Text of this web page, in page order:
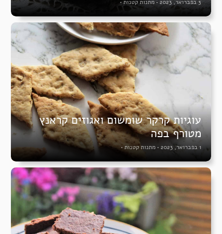
3 בפברואר, 2023 • מתנות קטנות •
עוגיות קרקר שומשום ואגוזים קראנץ
מטורף בפה
1 בפברואר, 2023 • מתנות קטנות•